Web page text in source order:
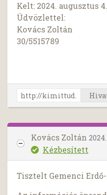
Kelt: 2024. augusztus 4.
Üdvözlettel:
Kovács Zoltán
30/5515789
Kovács Zoltán
Kézbesített
Tisztelt Gemenci